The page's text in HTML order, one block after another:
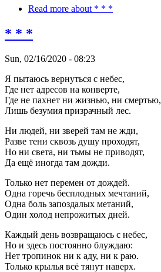
Read more about * * *
* * *
Sun, 02/16/2020 - 08:23
Я пытаюсь вернуться с небес,
Где нет адресов на конверте,
Где не пахнет ни жизнью, ни смертью,
Лишь безумия призрачный лес.
Ни людей, ни зверей там не жди,
Разве тени сквозь душу проходят,
Но ни света, ни тьмы не приводят,
Да ещё иногда там дожди.
Только нет перемен от дождей.
Одна горечь бесплодных мечтаний,
Одна боль запоздалых метаний,
Один холод непрожитых дней.
Каждый день возвращаюсь с небес,
Но и здесь постоянно блуждаю:
Нет тропинок ни к аду, ни к раю.
Только крылья всё тянут наверх.